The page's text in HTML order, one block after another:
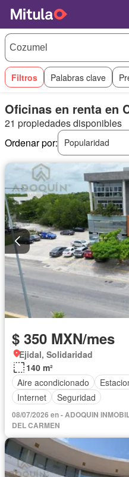
Filtros Palabras clave
Oficinas en renta en
21 propiedades disponibles
Ordenar por:
Popularidad
$ 350 MXN/mes
Ejidal, Solidaridad
140 m²
Aire acondicionado
Internet
Seguridad
08/07/2026 en - ADOQUIN
DEL CARMEN